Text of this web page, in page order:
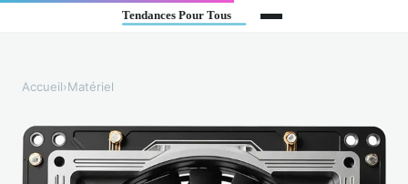
Accueil›Matériel